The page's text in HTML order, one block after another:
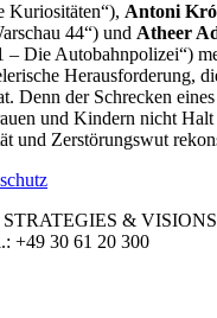
Kuriositäten“), Antoni
44“) und Atheer
– Die Autobahnpolizei“)
Herausforderung,
Denn der Schrecken
und Kindern nicht
und Zerstörungswut
& VISIONS
+49 30 61 20 300